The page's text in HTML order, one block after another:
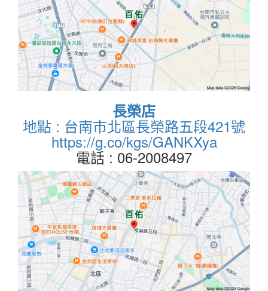
長榮店
地點 : 台南市北區長榮路五段421號
https://g.co/kgs/GANKXya
電話 : 06-2008497